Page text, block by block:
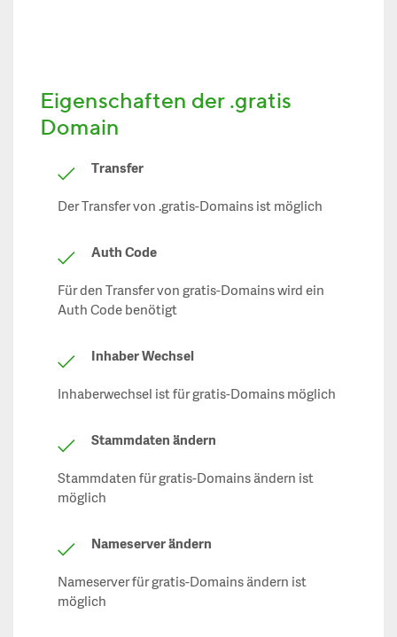
Eigenschaften der .gratis
Domain
Transfer
Der Transfer von .gratis-Domains ist möglich
Auth Code
Für den Transfer von gratis-Domains wird ein
Auth Code benötigt
Inhaber Wechsel
Inhaberwechsel ist für gratis-Domains möglich
Stammdaten ändern
Stammdaten für gratis-Domains ändern ist
möglich
Nameserver ändern
Nameserver für gratis-Domains ändern ist
möglich